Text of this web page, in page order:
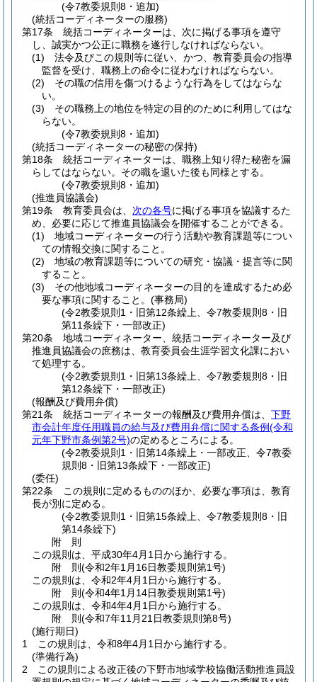
(令7教委規則8・追加)
(統括コーディネーターの服務)
第17条
統括コーディネーターは、次に掲げる事項を遵守
し、誠実かつ公正に職務を遂行しなければならない。
(1)
法令及びこの規則等に従い、かつ、教育委員会の指導
監督を受け、職務上の命令に従わなければならない。
(2)
その職の信用を傷つけるような行為をしてはならな
い。
(3)
その職務上の地位を特定の目的のために利用してはな
らない。
(令7教委規則8・追加)
(統括コーディネーターの秘密の保持)
第18条
統括コーディネーターは、職務上知り得た秘密を漏
らしてはならない。 その職を退いた後も同様とする。
(令7教委規則8・追加)
(推進員協議会)
第19条
教育委員会は、 次の各号に掲げる事項を協議するた
め、必要に応じて推進員協議会を開催することができる。
(1)
地域コーディネーターの行う活動や教育課題等につい
ての情報交換に関すること。
(2)
地域の教育課題等についての研究・協議・提言等に関
すること。
(3)
その他地域コーディネーターの目的を達成するため必
要な事項に関すること。 (事務局)
(令2教委規則1・旧第12条繰上、令7教委規則8・旧
第11条繰下・一部改正)
第20条
地域コーディネーター、統括コーディネーター及び
推進員協議会の庶務は、教育委員会生涯学習文化課におい
て処理する。
(令2教委規則1・旧第13条繰上、令7教委規則8・旧
第12条繰下・一部改正)
(報酬及び費用弁償)
第21条
統括コーディネーターの報酬及び費用弁償は、 下野
市会計年度任用職員の給与及び費用弁償に関する条例(令和
元年下野市条例第2号)の定めるところによる。
(令2教委規則1・旧第14条繰上・一部改正、令7教委
規則8・旧第13条繰下・一部改正)
(委任)
第22条
この規則に定めるもののほか、必要な事項は、教育
長が別に定める。
(令2教委規則1・旧第15条繰上、令7教委規則8・旧
第14条繰下)
附 則
この規則は、平成30年4月1日から施行する。
附 則(令和2年1月16日教委規則第1号)
この規則は、令和2年4月1日から施行する。
附 則(令和4年1月14日教委規則第1号)
この規則は、令和4年4月1日から施行する。
附 則(令和7年11月21日教委規則第8号)
(施行期日)
1
この規則は、令和8年4月1日から施行する。
(準備行為)
2
この規則による改正後の下野市地域学校協働活動推進員設